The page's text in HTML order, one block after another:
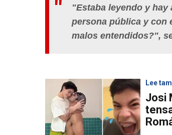
"Estaba leyendo y
persona pública y con
malos entendidos?",
Lee
Josi